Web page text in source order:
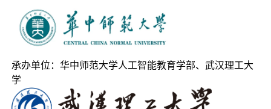
承办单位：华中师范大学人工智能教育学部、武汉理工大
学